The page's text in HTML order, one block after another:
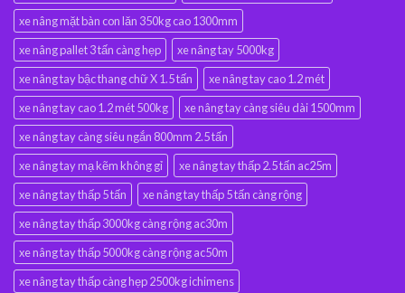
xe nâng mặt bàn con lăn 350kg cao 1300mm
xe nâng pallet 3 tấn càng hẹp
xe nâng tay 5000kg
xe nâng tay bậc thang chữ X 1.5 tấn
xe nâng tay cao 1.2 mét
xe nâng tay cao 1.2 mét 500kg
xe nâng tay càng siêu dài 1500mm
xe nâng tay càng siêu ngắn 800mm 2.5 tấn
xe nâng tay mạ kẽm không gỉ
xe nâng tay thấp 2.5 tấn ac25m
xe nâng tay thấp 5 tấn
xe nâng tay thấp 5 tấn càng rộng
xe nâng tay thấp 3000kg càng rộng ac30m
xe nâng tay thấp 5000kg càng rộng ac50m
xe nâng tay thấp càng hẹp 2500kg ichimens